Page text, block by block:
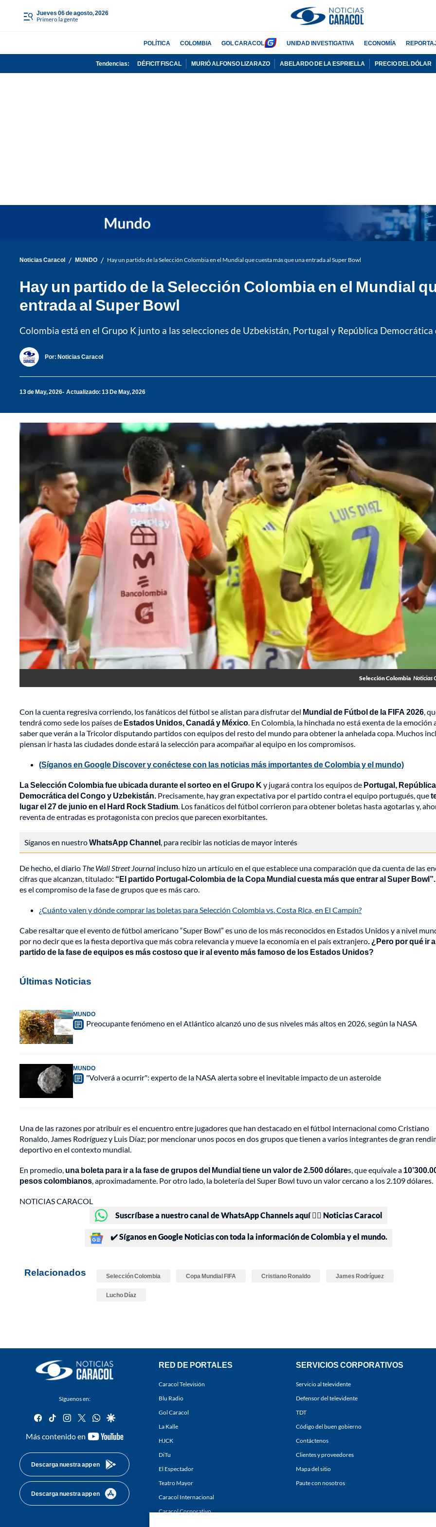
jueves 06 de agosto, 2026
Primero la gente
POLÍTICA COLOMBIA GOL CARACOL UNIDAD INVESTIGATIVA ECONOMÍA
Tendencias: DÉFICIT FISCAL MURIÓ ALFONSO LIZARAZO ABELARDO DE LA ESPRIELLA PRECIO DEL DÓLAR
Noticias Caracol / MUNDO / Hay un partido de la Selección Colombia en el Mundial que cuesta más que una entrada al Super Bowl
Hay un partido de la Selección Colombia en el Mundial
entrada al Super Bowl
Colombia está en el Grupo K junto a las selecciones de Uzbekistán, Portugal y República Democrática
Por: Noticias Caracol
13 de May, 2026 Actualizado: 13 De May, 2026
Selección Colombia Noticias
Con la cuenta regresiva corriendo, los fanáticos del fútbol se alistan para disfrutar del Mundial de Fútbol de la FIFA 2026,
tendrá como sede los países de Estados Unidos, Canadá y México. En Colombia, la hinchada no está exenta de la emoción
saber que verán a la Tricolor disputando partidos con equipos del resto del mundo para obtener la anhelada copa. Muchos
piensan ir hasta las ciudades donde estará la selección para acompañar al equipo en los compromisos.
(Síganos en Google Discover y conéctese con las noticias más importantes de Colombia y el mundo)
La Selección Colombia fue ubicada durante el sorteo en el Grupo K y jugará contra los equipos de Portugal, República
Democrática del Congo y Uzbekistán. Precisamente, hay gran expectativa por el partido contra el equipo portugués, que
lugar el 27 de junio en el Hard Rock Stadium. Los fanáticos del fútbol corrieron para obtener boletas hasta agotarlas y,
reventa de entradas es protagonista con precios que parecen exorbitantes.
Síganos en nuestroWhatsApp Channel, para recibir las noticias de mayor interés
De hecho, el diario The Wall Street Journal incluso hizo un artículo en el que establece una comparación que da cuenta de las
cifras que alcanzan, titulado: “El partido Portugal-Colombia de la Copa Mundial cuesta más que entrar al Super Bowl”.
es el compromiso de la fase de grupos que es más caro.
¿Cuánto valen y dónde comprar las boletas para Selección Colombia vs. Costa Rica, en El Campín?
Cabe resaltar que el evento de fútbol americano “Super Bowl” es uno de los más reconocidos en Estados Unidos y a nivel
por no decir que es la fiesta deportiva que más cobra relevancia y mueve la economía en el país extranjero. ¿Pero por qué ir
partido de la fase de equipos es más costoso que ir al evento más famoso de los Estados Unidos?
Últimas Noticias
MUNDO
Preocupante fenómeno en el Atlántico alcanzó uno de sus niveles más altos en 2026, según la NASA
MUNDO
"Volverá a ocurrir": experto de la NASA alerta sobre el inevitable impacto de un asteroide
Una de las razones por atribuir es el encuentro entre jugadores que han destacado en el fútbol internacional como Cristiano
Ronaldo, James Rodríguez y Luis Díaz; por mencionar unos pocos en dos grupos que tienen a varios integrantes de gran
deportivo en el contexto mundial.
En promedio, una boleta para ir a la fase de grupos del Mundial tiene un valor de 2.500 dólares, que equivale a
pesos colombianos, aproximadamente. Por otro lado, la boletería del Super Bowl tuvo un valor cercano a los 2.109 dólares.
NOTICIAS CARACOL
Suscríbase a nuestro canal de WhatsApp Channels aquí 👉🏻 Noticias Caracol
✔️ Síganos en Google Noticias con toda la información de Colombia y el mundo.
Relacionados Selección Colombia Copa Mundial FIFA Cristiano Ronaldo James Rodríguez
Lucho Díaz
Síguenos en:
facebook
tiktok instagram
twitterwhatsapp
google
Más contenido en
youtube-
Descarga nuestra app en
Descarga nuestra app en
RED DE PORTALES
Caracol Televisión
Blu Radio
Gol Caracol
La Kalle
HJCK
DiTu
El Espectador
Teatro Mayor
Caracol Internacional
Caracol Corporativo
SERVICIOS CORPORATIVOS
Servicio al televidente
Defensor del televidente
TDT
Código del buen gobierno
Contáctenos
Clientes y proveedores
Mapa del sitio
Paute con nosotros